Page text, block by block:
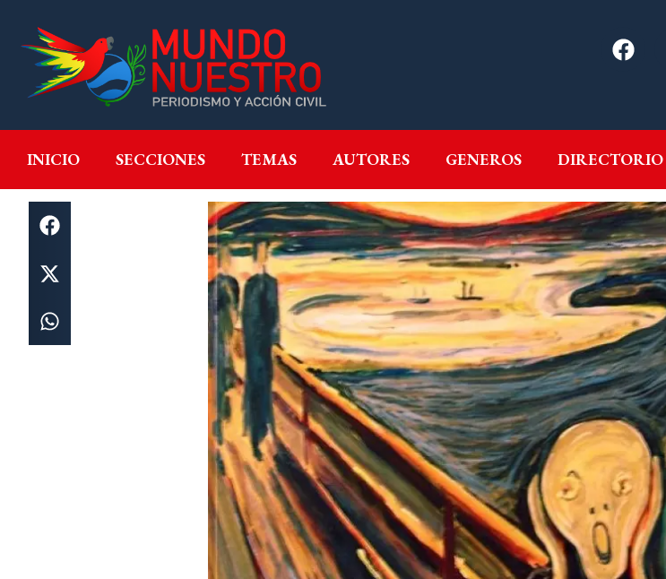
INICIO SECCIONES TEMAS AUTORES GENEROS DIRECTORIO
INICIO SECCIONES GENEROS